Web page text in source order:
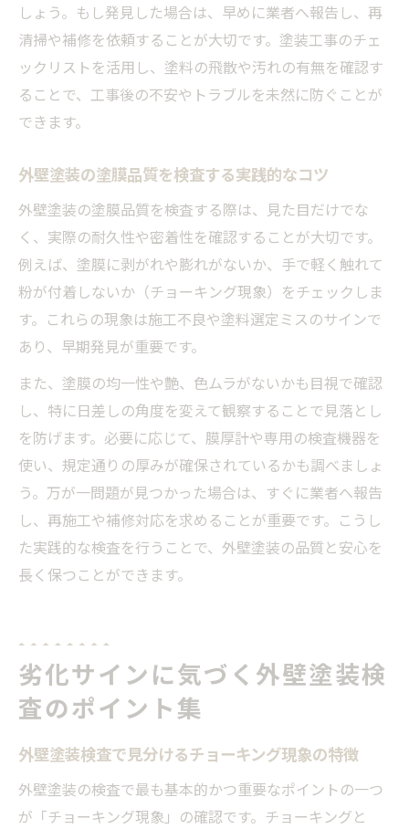
しょう。もし発見した場合は、早めに業者へ報告し、再
清掃や補修を依頼することが大切です。塗装工事のチェ
ックリストを活用し、塗料の飛散や汚れの有無を確認す
ることで、工事後の不安やトラブルを未然に防ぐことが
できます。
外壁塗装の塗膜品質を検査する実践的なコツ
外壁塗装の塗膜品質を検査する際は、見た目だけでな
く、実際の耐久性や密着性を確認することが大切です。
例えば、塗膜に剥がれや膨れがないか、手で軽く触れて
粉が付着しないか（チョーキング現象）をチェックしま
す。これらの現象は施工不良や塗料選定ミスのサインで
あり、早期発見が重要です。
また、塗膜の均一性や艶、色ムラがないかも目視で確認
し、特に日差しの角度を変えて観察することで見落とし
を防げます。必要に応じて、膜厚計や専用の検査機器を
使い、規定通りの厚みが確保されているかも調べましょ
う。万が一問題が見つかった場合は、すぐに業者へ報告
し、再施工や補修対応を求めることが重要です。こうし
た実践的な検査を行うことで、外壁塗装の品質と安心を
長く保つことができます。
劣化サインに気づく外壁塗装検
査のポイント集
外壁塗装検査で見分けるチョーキング現象の特徴
外壁塗装の検査で最も基本的かつ重要なポイントの一つ
が「チョーキング現象」の確認です。チョーキングと